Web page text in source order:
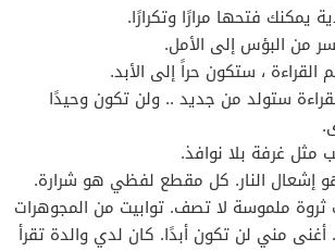
يمكنك فتحها مرارًا وتكرارًا.
من البؤس إلى الأمل.
القراءة ، ستكون حراً إلى الأبد.
ستولد من جديد .. ولن تكون وحيدًا
مثل غرفة بلا نوافذ.
إشعال النار. كل مقطع لفظي هو شرارة.
ملموسة لا تصف. توابيت من المجوهرات
أغنى مني لن تكون أبدًا. كان لدي والدة تقرأ